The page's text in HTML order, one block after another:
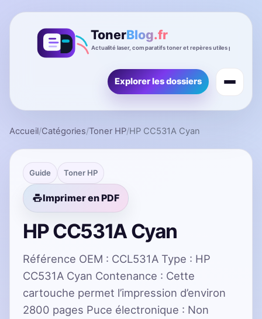
Explorer les dossiers
Accueil/Catégories/Toner HP/HP CC531A Cyan
Guide Toner HP
Imprimer en PDF
HP CC531A Cyan
Référence OEM : CCL531A Type : HP
CC531A Cyan Contenance : Cette
cartouche permet l’impression d’environ
2800 pages Puce électronique : Non